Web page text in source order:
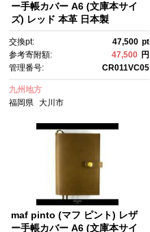
ー手帳カバー A6 (文庫本サイ
ズ) レッド 本革 日本製
交換pt: 47,500 pt
参考寄附額:
47,500 円
管理番号:
CR011VC05
九州地方
福岡県
大川市
maf pinto (マフ ピント) レザ
ー手帳カバー A6 (文庫本サイ